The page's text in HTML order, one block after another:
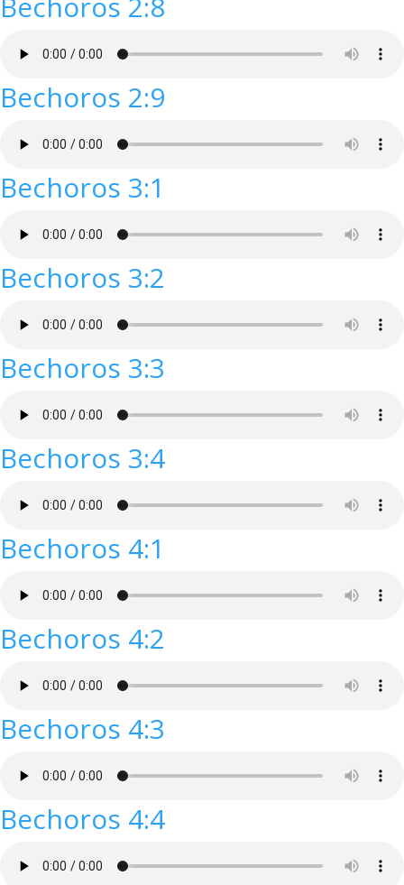
Bechoros 2:9
Bechoros 3:1
Bechoros 3:2
Bechoros 3:3
Bechoros 3:4
Bechoros 4:1
Bechoros 4:2
Bechoros 4:3
Bechoros 4:4